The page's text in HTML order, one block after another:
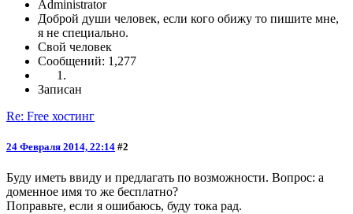
Administrator
Доброй души человек, если кого обижу то пишите мне,
я не специально.
Свой человек
Сообщений: 1,277
Записан
Re: Free хостинг
24 Февраля 2014, 22:14 #2
Буду иметь ввиду и предлагать по возможности. Вопрос: а
доменное имя то же бесплатно?
Поправьте, если я ошибаюсь, буду тока рад.